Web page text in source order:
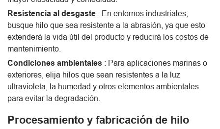
Resistencia al desgaste : En entornos industriales,
busque hilo que sea resistente a la abrasión, ya que esto
extenderá la vida útil del producto y reducirá los costos de
mantenimiento.
Condiciones ambientales : Para aplicaciones marinas o
exteriores, elija hilos que sean resistentes a la luz
ultravioleta, la humedad y otros elementos ambientales
para evitar la degradación.
Procesamiento y fabricación de hilo